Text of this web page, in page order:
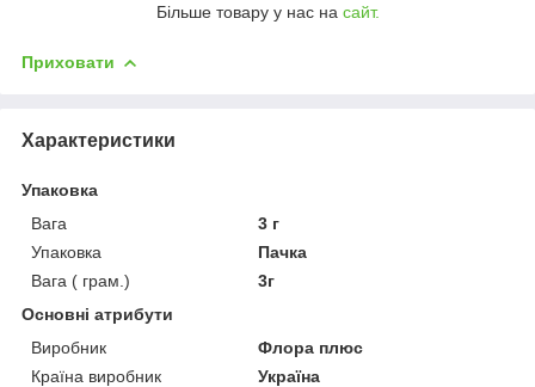
Більше товару у нас на сайт.
Приховати
Характеристики
Упаковка
Вага
3 г
Упаковка
Пачка
Вага ( грам.)
3г
Основні атрибути
Виробник
Флора плюс
Країна виробник
Україна